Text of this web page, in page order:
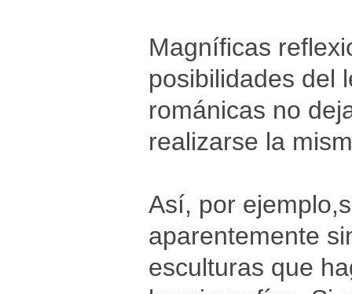
Magníficas
posibilidades del
románicas no
realizarse la
Así, por
aparentemente
esculturas que